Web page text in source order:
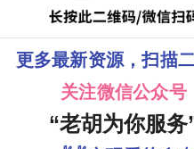
更多最新资源，扫描
关注微信公众号
“老胡为你服务